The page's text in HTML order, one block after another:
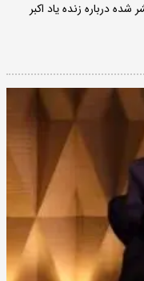
درباره زنده یاد اکبر